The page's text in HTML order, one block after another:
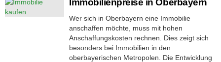
Wer sich in Oberbayern eine Immobilie
anschaffen möchte, muss mit hohen
Anschaffungskosten rechnen. Dies zeigt sich
besonders bei Immobilien in den
oberbayerischen Metropolen. Die Entwicklung